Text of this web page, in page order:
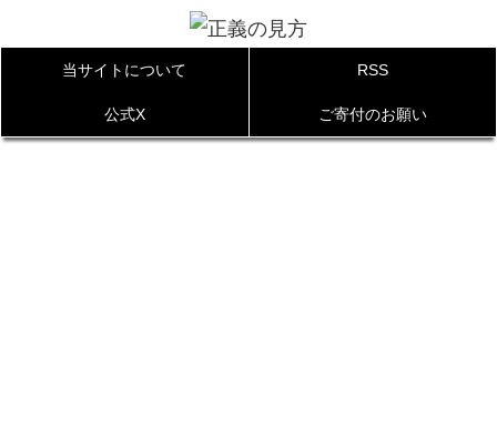
当サイトについて RSS
公式X ご寄付のお願い